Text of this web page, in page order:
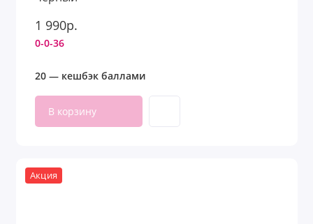
1 990р.
0-0-36
20 — кешбэк баллами
В корзину
Акция